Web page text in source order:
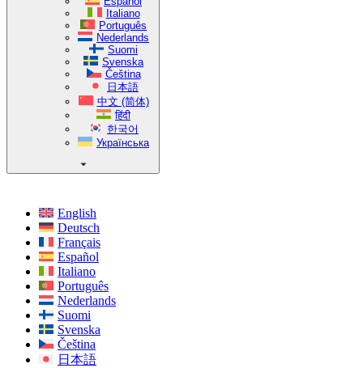
Italiano
Português
Nederlands
Suomi
Svenska
Čeština
日本語
中文 (简体)
हिंदी
한국어
Українська
English
Deutsch
Français
Español
Italiano
Português
Nederlands
Suomi
Svenska
Čeština
日本語